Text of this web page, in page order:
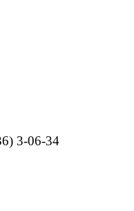
3-06-34